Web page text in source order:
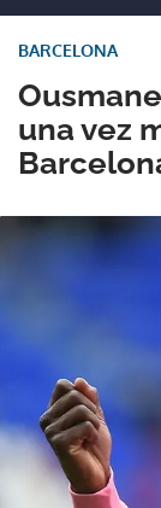
una vez
BARCELONA